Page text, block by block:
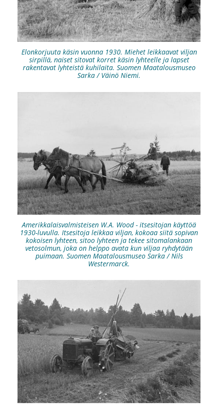
Elonkorjuuta käsin vuonna 1930. Miehet leikkaavat viljan
sirpillä, naiset sitovat korret käsin lyhteelle ja lapset
rakentavat lyhteistä kuhilaita. Suomen Maatalousmuseo
Sarka / Väinö Niemi.
Amerikkalaisvalmisteisen W.A. Wood - itsesitojan käyttöä
1930-luvulla. Itsesitoja leikkaa viljan, kokoaa siitä sopivan
kokoisen lyhteen, sitoo lyhteen ja tekee sitomalankaan
vetosolmun, joka on helppo avata kun viljaa ryhdytään
puimaan. Suomen Maatalousmuseo Sarka / Nils
Westermarck.